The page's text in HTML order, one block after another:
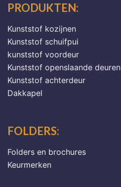
PRODUKTEN:
Kunststof kozijnen
Kunststof schuifpui
kunststof voordeur
Kunststof openslaande deuren
Kunststof achterdeur
Dakkapel
FOLDERS:
Folders en brochures
Keurmerken